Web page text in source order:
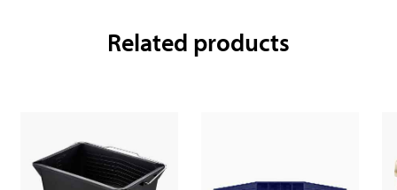
Related products